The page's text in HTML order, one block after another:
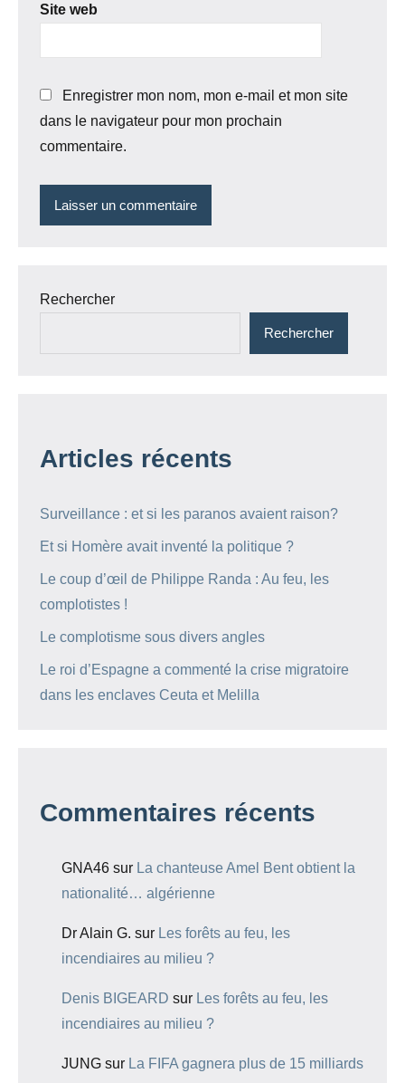
Site web
Enregistrer mon nom, mon e-mail et mon site
dans le navigateur pour mon prochain
commentaire.
Rechercher
Rechercher
Articles récents
Surveillance : et si les paranos avaient raison?
Et si Homère avait inventé la politique ?
Le coup d’œil de Philippe Randa : Au feu, les
complotistes !
Le complotisme sous divers angles
Le roi d’Espagne a commenté la crise migratoire
dans les enclaves Ceuta et Melilla
Commentaires récents
GNA46 sur La chanteuse Amel Bent obtient la
nationalité… algérienne
Dr Alain G. sur Les forêts au feu, les
incendiaires au milieu ?
Denis BIGEARD sur Les forêts au feu, les
incendiaires au milieu ?
JUNG sur La FIFA gagnera plus de 15 milliards